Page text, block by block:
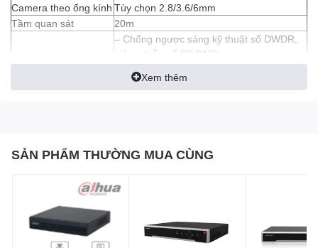
Camera theo ống kính Tùy chọn 2.8/3.6/6mm
Tầm quan sát
20m
– Chống ngược sáng kỹ thuật số DWDR,
giảm nhiễu số 3D DNR.
camera) điều khiển từ xa. Chuyển qua lại
ColorVu giám sát ban đêm có màu, độ phân giải 2.0
Camera ColorVu mã DF0T
Turbo HD 5.0 cho giám sát siêu nhạy sáng. Với camera hồng
ngoại DS-2CE10DF0T-F này tốn ít dung lượng lưu trữ, phù hợp
với gia đình, cửa hàng, nhà xưởng,..
Xem thêm
SẢN PHẨM THƯỜNG MUA CÙNG